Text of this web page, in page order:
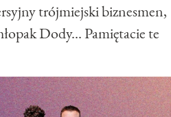
trójmiejski biznesmen,
Dody... Pamiętacie te